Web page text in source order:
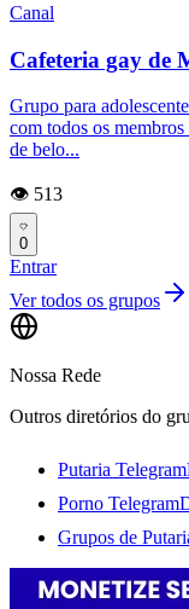
Canal
Cafeteria gay de
Grupo para
com todos os
de belo...
👁️ 513
0
Entrar
Ver todos os grupos
Nossa Rede
Outros diretórios do
Putaria Telegram
Porno Telegram
Grupos de